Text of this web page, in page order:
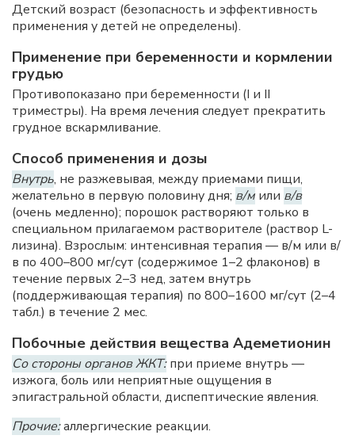
Детский возраст (безопасность и эффективность
применения у детей не определены).
Применение при беременности и кормлении
грудью
Противопоказано при беременности (I и II
триместры). На время лечения следует прекратить
грудное вскармливание.
Способ применения и дозы
Внутрь, не разжевывая, между приемами пищи,
желательно в первую половину дня; в/м или в/в
(очень медленно); порошок растворяют только в
специальном прилагаемом растворителе (раствор L-
лизина). Взрослым: интенсивная терапия — в/м или в/
в по 400–800 мг/сут (содержимое 1–2 флаконов) в
течение первых 2–3 нед, затем внутрь
(поддерживающая терапия) по 800–1600 мг/сут (2–4
табл.) в течение 2 мес.
Побочные действия вещества Адеметионин
Со стороны органов ЖКТ:при приеме внутрь —
изжога, боль или неприятные ощущения в
эпигастральной области, диспептические явления.
Прочие:аллергические реакции.